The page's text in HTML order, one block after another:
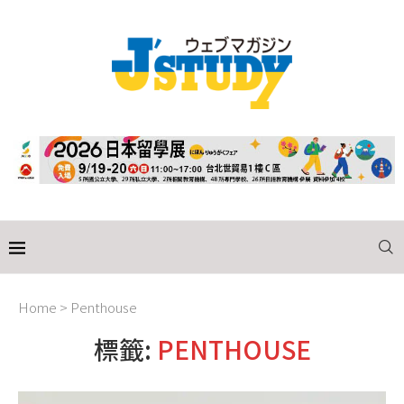
Home > Penthouse
標籤: PENTHOUSE